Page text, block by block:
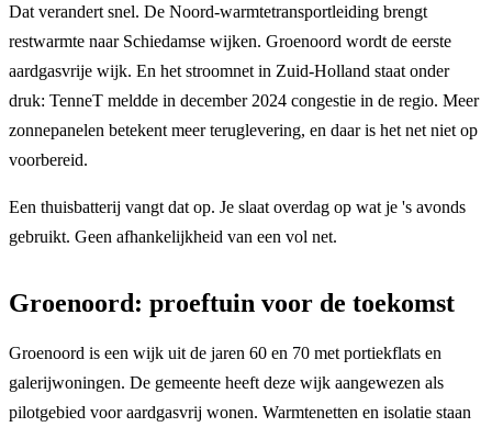
Dat verandert snel. De Noord-warmtetransportleiding brengt
restwarmte naar Schiedamse wijken. Groenoord wordt de eerste
aardgasvrije wijk. En het stroomnet in Zuid-Holland staat onder
druk: TenneT meldde in december 2024 congestie in de regio. Meer
zonnepanelen betekent meer teruglevering, en daar is het net niet op
voorbereid.
Een thuisbatterij vangt dat op. Je slaat overdag op wat je 's avonds
gebruikt. Geen afhankelijkheid van een vol net.
Groenoord: proeftuin voor de toekomst
Groenoord is een wijk uit de jaren 60 en 70 met portiekflats en
galerijwoningen. De gemeente heeft deze wijk aangewezen als
pilotgebied voor aardgasvrij wonen. Warmtenetten en isolatie staan